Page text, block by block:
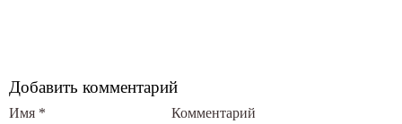
Добавить комментарий
Комментарий
Имя *